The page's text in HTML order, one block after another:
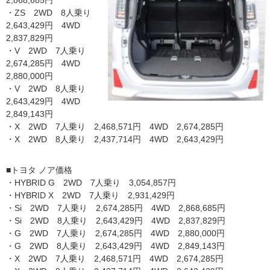
・ZS 2WD 8人乗り
2,643,429円 4WD
2,837,829円
・V 2WD 7人乗り
2,674,285円 4WD
2,880,000円
・V 2WD 8人乗り
2,643,429円 4WD
2,849,143円
・X 2WD 7人乗り 2,468,571円 4WD 2,674,285円
・X 2WD 8人乗り 2,437,714円 4WD 2,643,429円
■トヨタ ノア価格
・HYBRID G 2WD 7人乗り 3,054,857円
・HYBRID X 2WD 7人乗り 2,931,429円
・Si 2WD 7人乗り 2,674,285円 4WD 2,868,685円
・Si 2WD 8人乗り 2,643,429円 4WD 2,837,829円
・G 2WD 7人乗り 2,674,285円 4WD 2,880,000円
・G 2WD 8人乗り 2,643,429円 4WD 2,849,143円
・X 2WD 7人乗り 2,468,571円 4WD 2,674,285円